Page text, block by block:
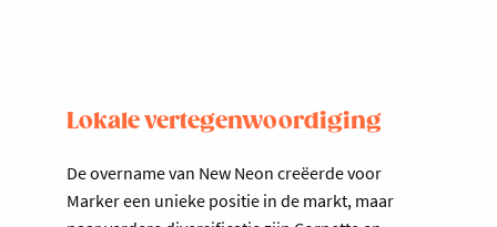
Lokale vertegenwoordiging
De overname van New Neon creëerde voor
Marker een unieke positie in de markt, maar